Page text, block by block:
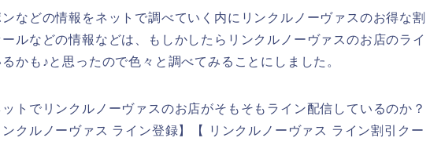
などの情報をネットで調べていく内にリンクルノーヴァスのお得な割
ルなどの情報などは、もしかしたらリンクルノーヴァスのお店のライ
かも♪と思ったので色々と調べてみることにしました。
トでリンクルノーヴァスのお店がそもそもライン配信しているのか？
クルノーヴァス ライン登録】【 リンクルノーヴァス ライン割引クー